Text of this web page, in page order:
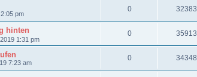
pm
0 32383
hinten
1:31 pm
0 35913
7:23 am
0 34348